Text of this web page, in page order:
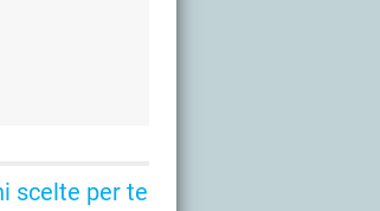
scelte per te